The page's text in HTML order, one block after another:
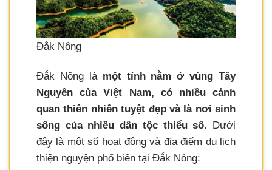
Đắk Nông
Đắk Nông làmột tỉnh nằm ở vùng Tây
Nguyên của Việt Nam, có nhiều cảnh
quan thiên nhiên tuyệt đẹp và là nơi sinh
sống của nhiều dân tộc thiểu số. Dưới
đây là một số hoạt động và địa điểm du lịch
thiện nguyện phổ biến tại Đắk Nông: